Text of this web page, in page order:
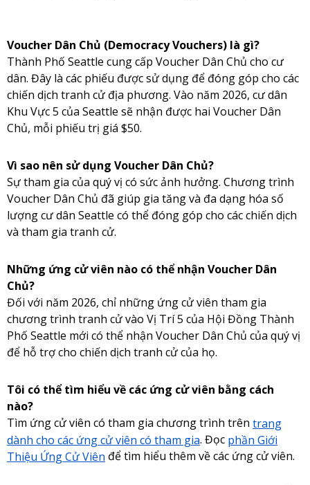
Voucher Dân Chủ (Democracy Vouchers) là gì?
Thành Phố Seattle cung cấp Voucher Dân Chủ cho cư
dân. Đây là các phiếu được sử dụng để đóng góp cho các
chiến dịch tranh cử địa phương. Vào năm 2026, cư dân
Khu Vực 5 của Seattle sẽ nhận được hai Voucher Dân
Chủ, mỗi phiếu trị giá $50.
Vì sao nên sử dụng Voucher Dân Chủ?
Sự tham gia của quý vị có sức ảnh hưởng. Chương trình
Voucher Dân Chủ đã giúp gia tăng và đa dạng hóa số
lượng cư dân Seattle có thể đóng góp cho các chiến dịch
và tham gia tranh cử.
Những ứng cử viên nào có thể nhận Voucher Dân
Chủ?
Đối với năm 2026, chỉ những ứng cử viên tham gia
chương trình tranh cử vào Vị Trí 5 của Hội Đồng Thành
Phố Seattle mới có thể nhận Voucher Dân Chủ của quý vị
để hỗ trợ cho chiến dịch tranh cử của họ.
Tôi có thể tìm hiểu về các ứng cử viên bằng cách
nào?
Tìm ứng cử viên có tham gia chương trình trên trang
dành cho các ứng cử viên có tham gia. Đọc phần Giới
Thiệu Ứng Cử Viên để tìm hiểu thêm về các ứng cử viên.